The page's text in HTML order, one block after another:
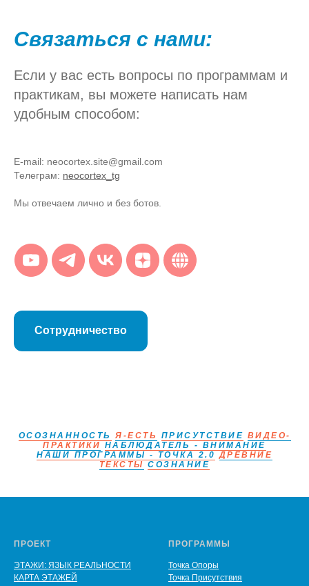
Связаться с нами:
Если у вас есть вопросы по программам и
практикам, вы можете написать нам
удобным способом:
E-mail: neocortex.site@gmail.com
Телеграм: neocortex_tg
Мы отвечаем лично и без ботов.
Сотрудничество
ОСОЗНАННОСТЬ Я-ЕСТЬ ПРИСУТСТВИЕ ВИДЕО-
ПРАКТИКИ НАБЛЮДАТЕЛЬ - ВНИМАНИЕ
НАШИ ПРОГРАММЫ - ТОЧКА 2.0 ДРЕВНИЕ
ТЕКСТЫ СОЗНАНИЕ
ПРОЕКТ
ЭТАЖИ: ЯЗЫК РЕАЛЬНОСТИ
КАРТА ЭТАЖЕЙ
ПРОГРАММЫ
Точка Опоры
Точка Присутствия